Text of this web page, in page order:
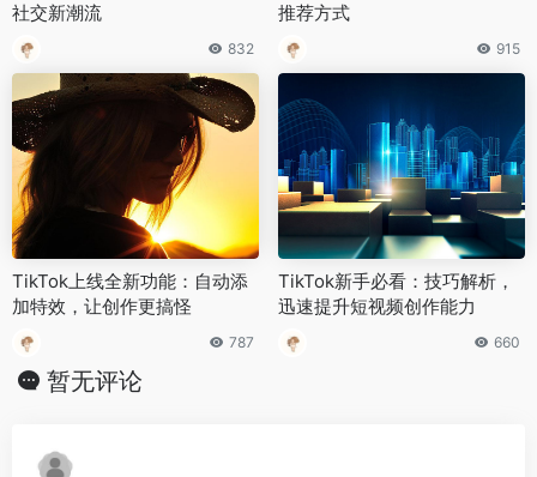
社交新潮流
832
推荐方式
915
TikTok上线全新功能：自动添
加特效，让创作更搞怪
787
TikTok新手必看：技巧解析，
迅速提升短视频创作能力
660
暂无评论